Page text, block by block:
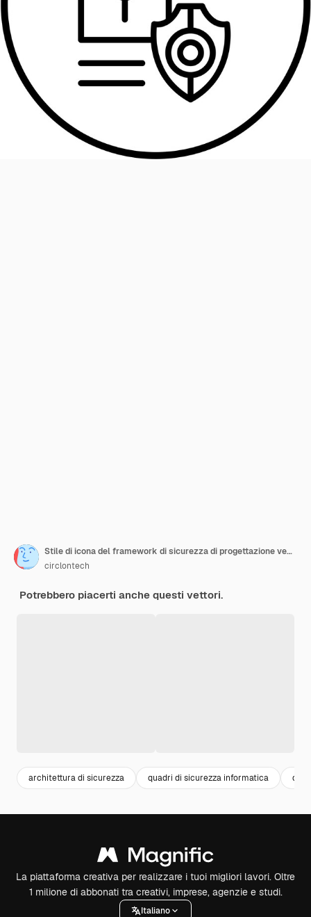
Stile di icona del framework di sicurezza di progettazione vettoriale
circlontech
Potrebbero piacerti anche questi vettori.
architettura di sicurezza quadri di sicurezza informatica
La piattaforma creativa per realizzare i tuoi migliori lavori. Oltre
1 milione di abbonati tra creativi, imprese, agenzie e studi.
Italiano